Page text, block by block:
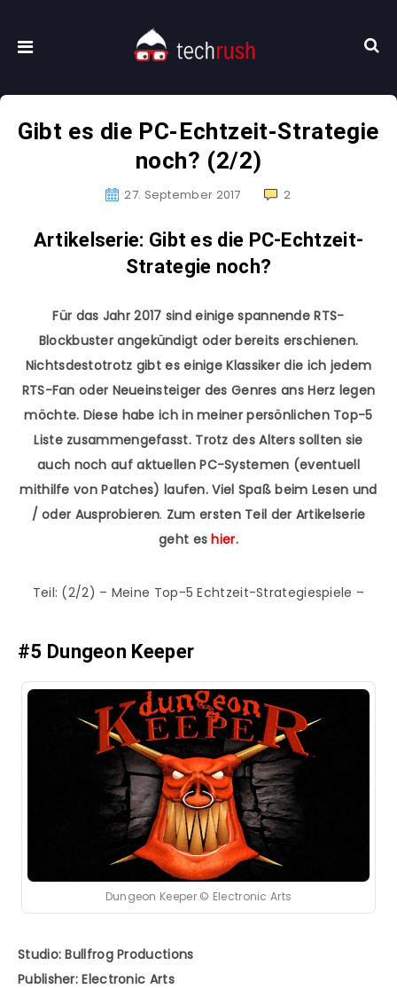
Gibt es die PC-Echtzeit-Strategie
noch? (2/2)
27. September 2017 2
Artikelserie: Gibt es die PC-Echtzeit-
Strategie noch?
Für das Jahr 2017 sind einige spannende RTS-
Blockbuster angekündigt oder bereits erschienen.
Nichtsdestotrotz gibt es einige Klassiker die ich jedem
RTS-Fan oder Neueinsteiger des Genres ans Herz legen
möchte. Diese habe ich in meiner persönlichen Top-5
Liste zusammengefasst. Trotz des Alters sollten sie
auch noch auf aktuellen PC-Systemen (eventuell
mithilfe von Patches) laufen. Viel Spaß beim Lesen und
/ oder Ausprobieren. Zum ersten Teil der Artikelserie
geht eshier.
Teil: (2/2) – Meine Top-5 Echtzeit-Strategiespiele –
#5 Dungeon Keeper
Dungeon Keeper © Electronic Arts
Studio: Bullfrog Productions
Publisher: Electronic Arts